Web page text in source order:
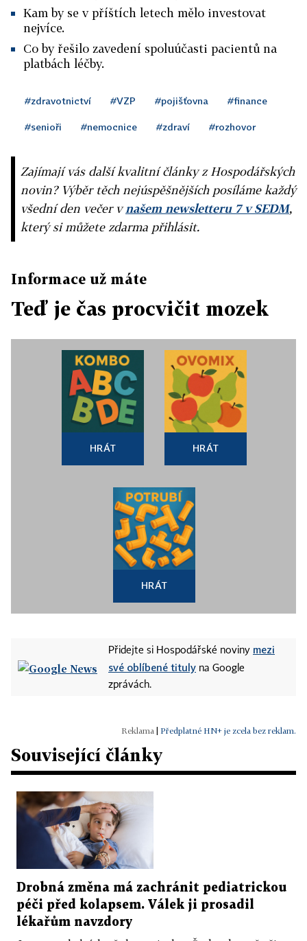
Kam by se v příštích letech mělo investovat
nejvíce.
Co by řešilo zavedení spoluúčasti pacientů na
platbách léčby.
#zdravotnictví #VZP #pojišťovna #finance
#senioři #nemocnice #zdraví #rozhovor
Zajímají vás další kvalitní články z Hospodářských
novin? Výběr těch nejúspěšnějších posíláme každý
všední den večer vnašem newsletteru 7 v SEDM,
který si můžete zdarma přihlásit.
Informace už máte
Teď je čas procvičit mozek
HRÁT HRÁT
HRÁT
Přidejte si Hospodářské noviny mezi
své oblíbené tituly na Google
zprávách.
Předplatné HN+ je zcela bez reklam.
Související články
Drobná změna má zachránit pediatrickou
péči před kolapsem. Válek ji prosadil
lékařům navzdory